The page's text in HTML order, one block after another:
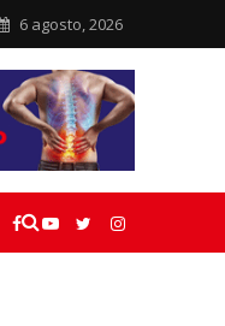
6 agosto, 2026